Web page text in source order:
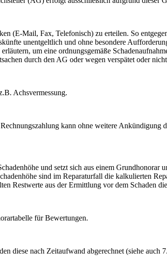
(E-Mail, Fax, Telefonisch) zu erteilen. So
unentgeltlich und ohne besondere
um eine ordnungsgemäße
durch den AG oder wegen verspätet oder
Achsvermessung.
kann ohne weitere Ankündigung
und setzt sich aus einem
sind im Reparaturfall die kalkulierten
Restwerte aus der Ermittlung vor dem Schaden
für Bewertungen.
diese nach Zeitaufwand abgerechnet (siehe auch